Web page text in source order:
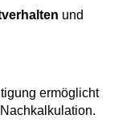
und
ermöglicht